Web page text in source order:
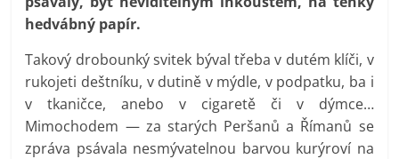
hedvábný papír.
Takový drobounký svitek býval třeba v dutém klíči, v
rukojeti deštníku, v dutině v mýdle, v podpatku, ba i
v tkaničce, anebo v cigaretě či v dýmce…
Mimochodem — za starých Peršanů a Římanů se
zpráva psávala nesmývatelnou barvou kurýroví na